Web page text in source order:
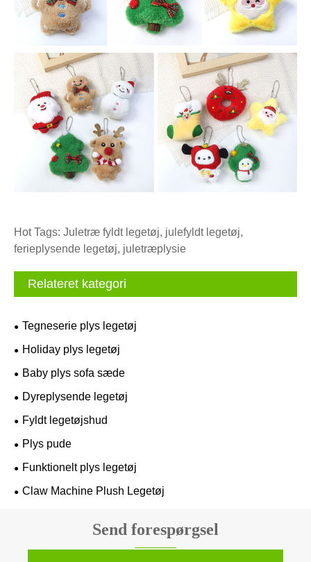
Hot Tags: Juletræ fyldt legetøj, julefyldt legetøj,
ferieplysende legetøj, juletræplysie
Relateret kategori
Tegneserie plys legetøj
Holiday plys legetøj
Baby plys sofa sæde
Dyreplysende legetøj
Fyldt legetøjshud
Plys pude
Funktionelt plys legetøj
Claw Machine Plush Legetøj
Send forespørgsel